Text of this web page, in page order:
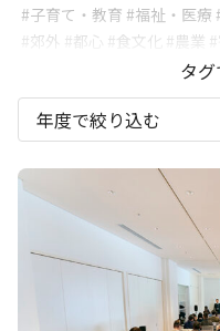
#子育て・教育 #福祉・医療
#郊外 #都心 #食文化 #農業
#ハマの大喜
#横浜みなとみらいホール#
#横浜にぎわい座#横浜市民
#横浜市民ギャラリーあざみ
#横濱ジャズプロムナード
#象の鼻テラス
#黄金町エリ
#急な坂スタジオ
タ